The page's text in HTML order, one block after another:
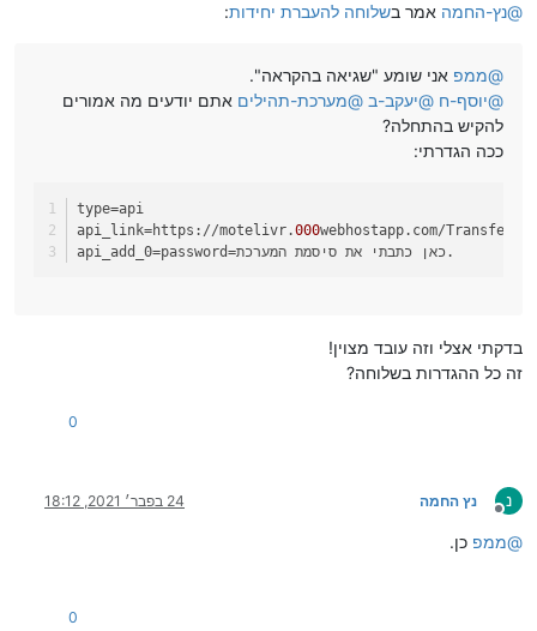
@נץ-החמה אמר בשלוחה להעברת יחידות:
@ממפ אני שומע "שגיאה בהקראה".
@יוסף-ח @יעקב-ב @מערכת-תהילים אתם יודעים מה אמורים
להקיש בהתחלה?
ככה הגדרתי:
type=api
api_link=https://motelivr.000webhostapp.com/
api_add_0
=password=כאן כתבתי את סיסמת המערכת.
בדקתי אצלי וזה עובד מצוין!
זה כל ההגדרות בשלוחה?
0
נ
מנותק
נץ החמה 24 בפבר׳ 2021, 18:12
@ממפ כן.
0